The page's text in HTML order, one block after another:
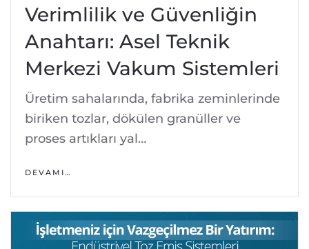
Verimlilik ve Güvenliğin
Anahtarı: Asel Teknik
Merkezi Vakum Sistemleri
Üretim sahalarında, fabrika zeminlerinde
biriken tozlar, dökülen granüller ve
proses artıkları yal…
DEVAMI…